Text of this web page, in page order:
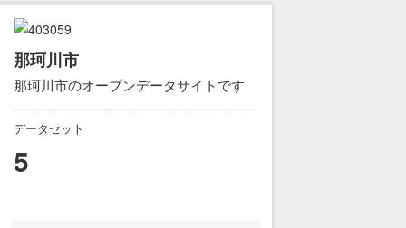
那珂川市
那珂川市のオープンデータサイトです
データセット
5